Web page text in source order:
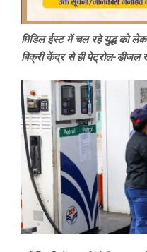
मिडिल ईस्ट में चल रहे युद्ध को
बिक्री केंद्र से ही पेट्रोल-डीजल